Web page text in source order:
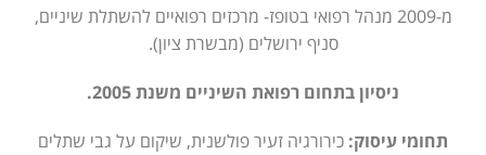
מ-2009 מנהל רפואי בטופז- מרכזים רפואיים להשתלת שיניים,
סניף ירושלים (מבשרת ציון).
ניסיון בתחום רפואת השיניים משנת 2005.
תחומי עיסוק: כירורגיה זעיר פולשנית, שיקום על גבי שתלים